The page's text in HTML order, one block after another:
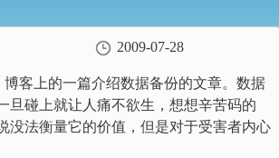
2009-07-28
博客上的一篇介绍数据备份的文章。数据
旦碰上就让人痛不欲生，想想辛苦码的
没法衡量它的价值，但是对于受害者内心